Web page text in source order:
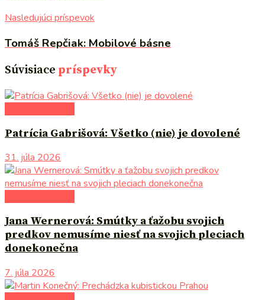
Nasledujúci príspevok
Tomáš Repčiak: Mobilové básne
Súvisiace príspevky
Patrícia Gabrišová: Všetko (nie) je dovolené
31. júla 2026
Jana Wernerová: Smútky a ťažobu svojich
predkov nemusíme niesť na svojich pleciach
donekonečna
7. júla 2026